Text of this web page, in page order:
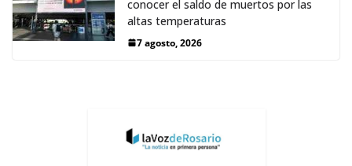
conocer el saldo de muertos por las
altas temperaturas
7 agosto, 2026